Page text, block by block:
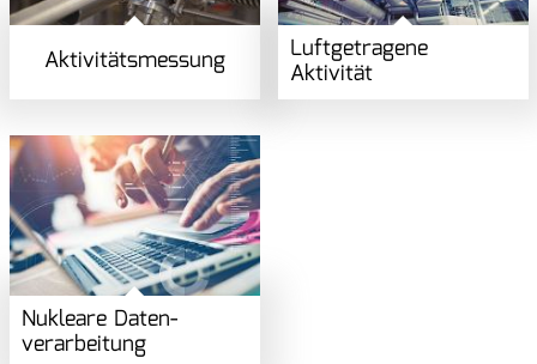
Aktivitäts­messung Luftgetragene
Aktivität
Nukleare Daten­
verarbeitung